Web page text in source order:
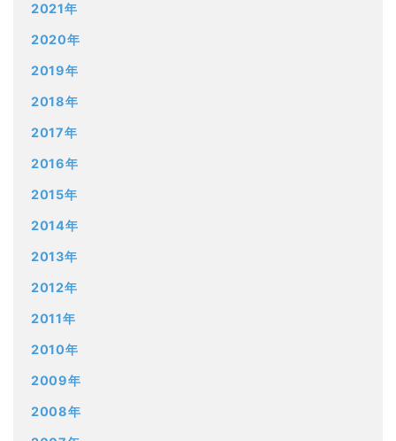
2021年
2020年
2019年
2018年
2017年
2016年
2015年
2014年
2013年
2012年
2011年
2010年
2009年
2008年